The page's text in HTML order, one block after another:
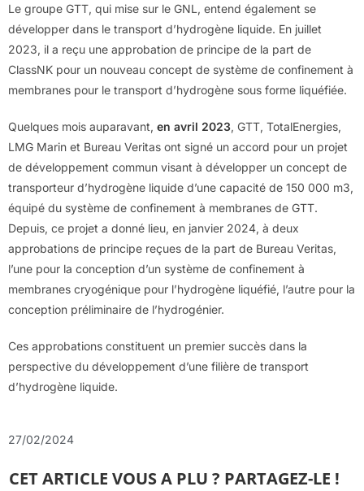
Le groupe GTT, qui mise sur le GNL, entend également se
développer dans le transport d’hydrogène liquide. En juillet
2023, il a reçu une approbation de principe de la part de
ClassNK pour un nouveau concept de système de confinement à
membranes pour le transport d’hydrogène sous forme liquéfiée.
Quelques mois auparavant, en avril 2023, GTT, TotalEnergies,
LMG Marin et Bureau Veritas ont signé un accord pour un projet
de développement commun visant à développer un concept de
transporteur d’hydrogène liquide d’une capacité de 150 000 m3,
équipé du système de confinement à membranes de GTT.
Depuis, ce projet a donné lieu, en janvier 2024, à deux
approbations de principe reçues de la part de Bureau Veritas,
l’une pour la conception d’un système de confinement à
membranes cryogénique pour l’hydrogène liquéfié, l’autre pour la
conception préliminaire de l’hydrogénier.
Ces approbations constituent un premier succès dans la
perspective du développement d’une filière de transport
d’hydrogène liquide.
27/02/2024
CET ARTICLE VOUS A PLU ? PARTAGEZ-LE !